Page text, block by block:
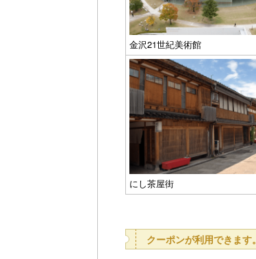
金沢21世紀美術館
にし茶屋街
クーポンが利用できます。